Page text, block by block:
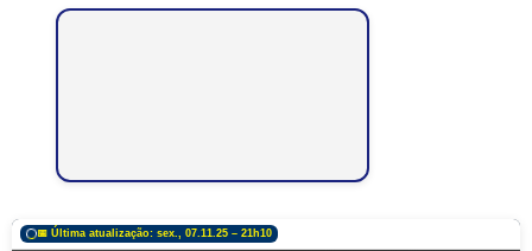
📅 Última atualização: sex., 07.11.25 – 21h10